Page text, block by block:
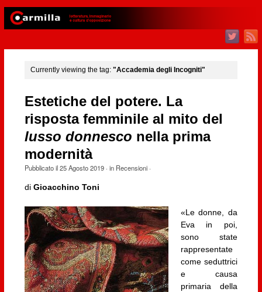
Currently viewing the tag: "Accademia degli Incogniti"
Estetiche del potere. La
risposta femminile al mito del
lusso donnesco nella prima
modernità
Pubblicato il25 Agosto 2019· in Recensioni·
di Gioacchino Toni
«Le donne, da
Eva in poi,
sono state
rappresentate
come seduttrici
e causa
primaria della